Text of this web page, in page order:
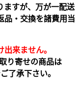
ますが、万が一配送
品・交換を諸費用当
出来ません｡
り寄せの商品は
了承下さい。